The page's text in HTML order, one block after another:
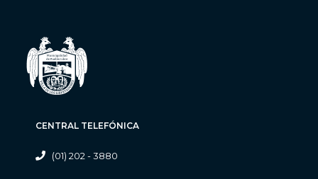
CENTRAL TELEFÓNICA
(01) 202 - 3880